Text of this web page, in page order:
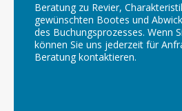
Beratung zu Revier,
gewünschten Bootes und
des Buchungsprozesses. Wenn
können Sie uns jederzeit für
Beratung kontaktieren.